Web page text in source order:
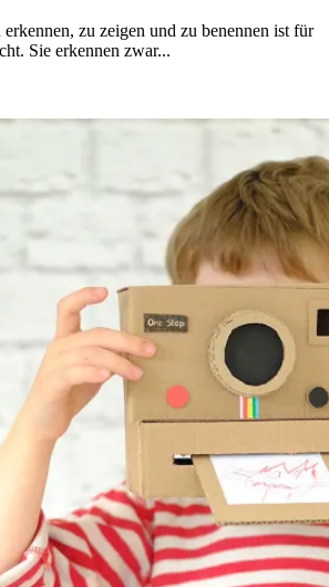
zu zeigen und zu benennen ist für
Sie erkennen zwar...